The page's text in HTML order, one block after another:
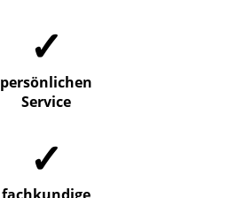
✓
persönlichen
Service
✓